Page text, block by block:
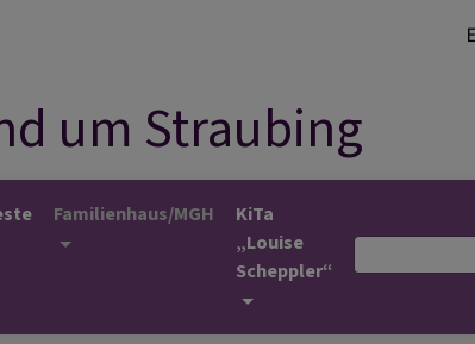
um Straubing
Familienhaus/MGH
KiTa
„Louise
Scheppler“
Suche